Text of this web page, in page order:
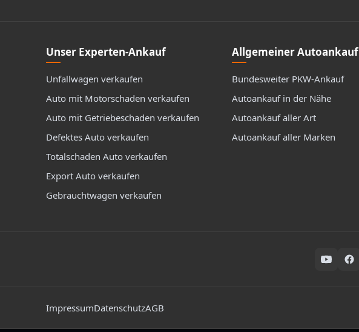
Unser Experten-Ankauf
Unfallwagen verkaufen
Auto mit Motorschaden verkaufen
Auto mit Getriebeschaden verkaufen
Defektes Auto verkaufen
Totalschaden Auto verkaufen
Export Auto verkaufen
Gebrauchtwagen verkaufen
Allgemeiner Autoankauf
Bundesweiter PKW-Ankauf
Autoankauf in der Nähe
Autoankauf aller Art
Autoankauf aller Marken
Rechtliche Hinweise
ImpressumDatenschutzAGB